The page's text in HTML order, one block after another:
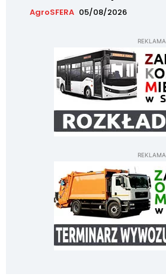
AgroSFERA 05/08/2026
REKLAMA
REKLAMA